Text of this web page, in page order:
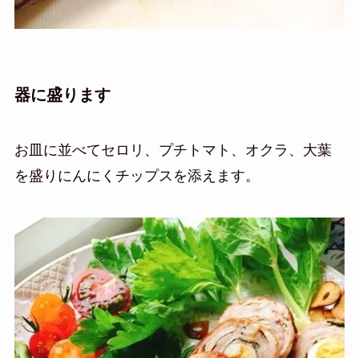
器に盛ります
お皿に並べてセロリ、プチトマト、オクラ、大葉
を盛りにんにくチップスを添えます。